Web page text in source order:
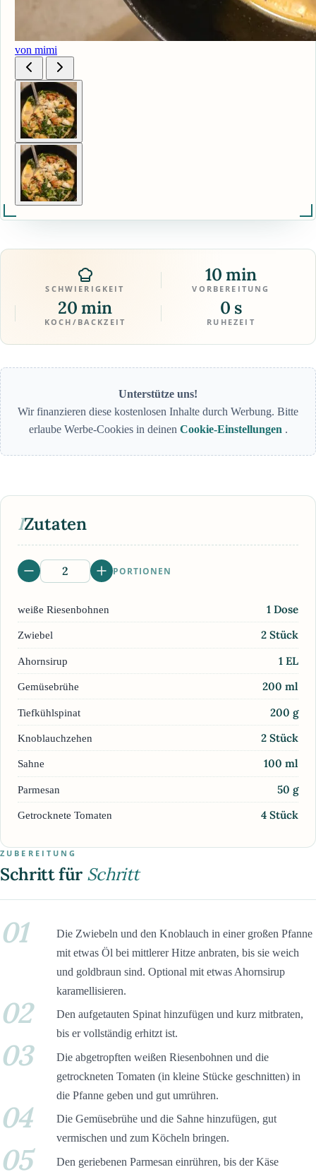
von mimi
SCHWIERIGKEIT
10 min
VORBEREITUNG
20 min
KOCH/BACKZEIT
0 s
RUHEZEIT
Unterstütze uns!
Wir finanzieren diese kostenlosen Inhalte durch Werbung. Bitte
erlaube Werbe-Cookies in deinen Cookie-Einstellungen .
IZutaten
PORTIONEN
weiße Riesenbohnen 1 Dose
Zwiebel 2 Stück
Ahornsirup 1 EL
Gemüsebrühe 200 ml
Tiefkühlspinat 200 g
Knoblauchzehen 2 Stück
Sahne 100 ml
Parmesan 50 g
Getrocknete Tomaten 4 Stück
ZUBEREITUNG
Schritt für Schritt
01
Die Zwiebeln und den Knoblauch in einer großen Pfanne
mit etwas Öl bei mittlerer Hitze anbraten, bis sie weich
und goldbraun sind. Optional mit etwas Ahornsirup
karamellisieren.
02
Den aufgetauten Spinat hinzufügen und kurz mitbraten,
bis er vollständig erhitzt ist.
03
Die abgetropften weißen Riesenbohnen und die
getrockneten Tomaten (in kleine Stücke geschnitten) in
die Pfanne geben und gut umrühren.
04
Die Gemüsebrühe und die Sahne hinzufügen, gut
vermischen und zum Köcheln bringen.
05
Den geriebenen Parmesan einrühren, bis der Käse